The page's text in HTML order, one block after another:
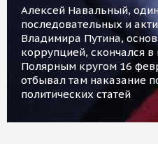
Алексей Навальный,
последовательных и
Владимира Путина,
коррупцией, скончался
Полярным кругом 16
отбывал там наказание
политических статей